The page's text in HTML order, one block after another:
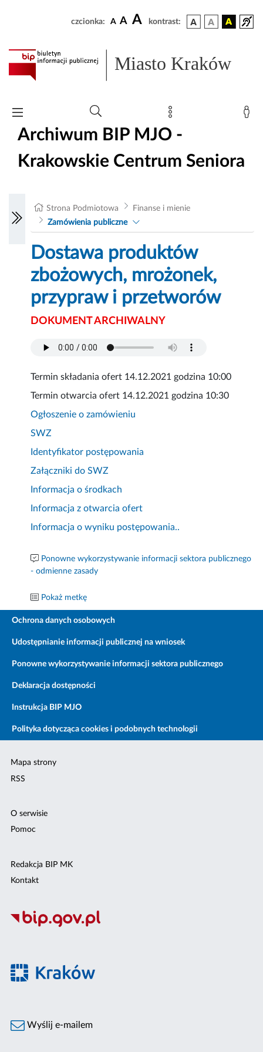
czcionka: A A A kontrast:
Miasto Kraków
Archiwum BIP MJO -
Krakowskie Centrum Seniora
Strona Podmiotowa
Finanse i mienie
Zamówienia publiczne
Dostawa produktów
zbożowych, mrożonek,
przypraw i przetworów
DOKUMENT ARCHIWALNY
Termin składania ofert 14.12.2021 godzina 10:00
Termin otwarcia ofert 14.12.2021 godzina 10:30
Ogłoszenie o zamówieniu
SWZ
Identyfikator postępowania
Załączniki do SWZ
Informacja o środkach
Informacja z otwarcia ofert
Informacja o wyniku postępowania..
Ponowne wykorzystywanie informacji sektora publicznego
- odmienne zasady
Pokaż metkę
Ochrona danych osobowych
Udostępnianie informacji publicznej na wniosek
Ponowne wykorzystywanie informacji sektora publicznego
Deklaracja dostępności
Instrukcja BIP MJO
Polityka dotycząca cookies i podobnych technologii
Mapa strony
RSS
O serwisie
Pomoc
Redakcja BIP MK
Kontakt
Wyślij e-mailem